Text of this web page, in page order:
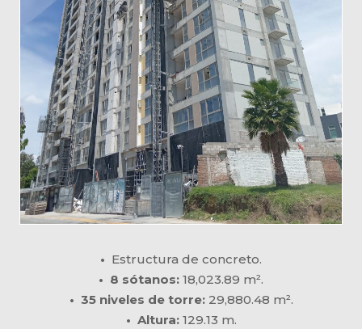
• Estructura de concreto.
• 8 sótanos: 18,023.89 m².
• 35 niveles de torre:29,880.48 m².
• Altura:129.13 m.